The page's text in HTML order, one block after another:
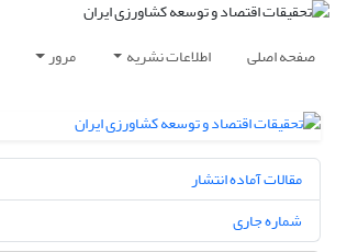
صفحه اصلی اطلاعات نشریه مرور
مقالات آماده انتشار
شماره جاری